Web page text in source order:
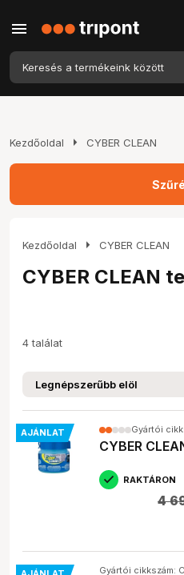
menu
Kezdőoldal arrow_right CYBER CLEAN
Kezdőoldal arrow_right CYBER CLEAN
CYBER CLEAN
4 találat
AJÁNLAT Gyártói
CYBER
RAKTÁRON
4
Gyártói cikkszám: